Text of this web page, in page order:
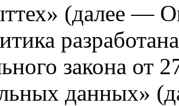
(далее —
закона
данных»